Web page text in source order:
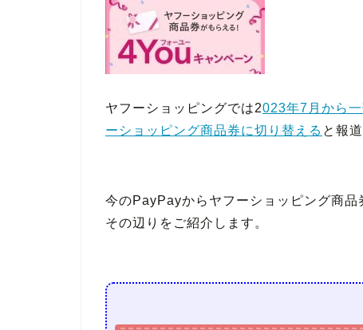
ヤフーショッピングでは2023年7月から
ーショッピング商品券に切り替える と報
今のPayPayからヤフーショッピング商品
その辺りをご紹介します。